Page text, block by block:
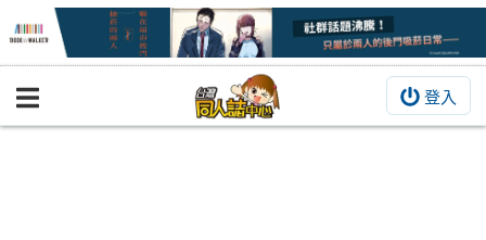
登入
BOOKY書集倉庫